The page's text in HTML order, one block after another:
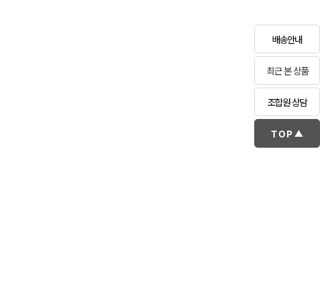
배송안내
최근 본 상품
조합원 상담
TOP